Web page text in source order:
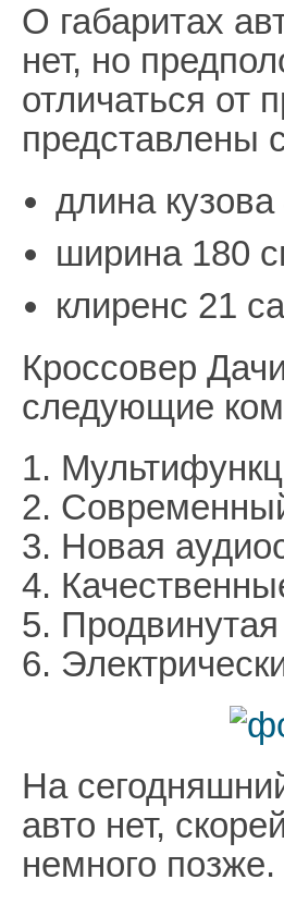
О габаритах
нет, но
отличаться от
представлены
длина
ширина 180
клиренс 21
Кроссовер
следующие
1.
2.
3. Новая
4.
5.
6.
На
авто нет,
немного позже.